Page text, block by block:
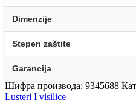
Dimenzije
Stepen zaštite
Garancija
Шифра производа: 9345688
Lusteri I visilice